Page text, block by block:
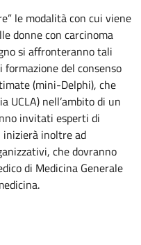
le modalità con cui viene
donne con carcinoma
si affronteranno tali
del consenso
(mini-Delphi), che
UCLA) nell’ambito di un
invitati esperti di
inizierà inoltre ad
che dovranno
di Medicina Generale